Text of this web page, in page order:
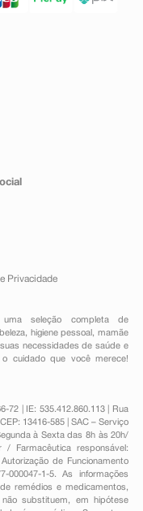
Privacidade
seleção completa de
, higiene pessoal ,mamãe
necessidades de saúde e
cuidado que você merece!
72 | IE: 535.412.860.113 | Rua
13416-585 | SAC – Serviço
à Sexta das 8h às 20h/
/ Farmacêutica responsável:
de Funcionamento
000047-1-5. As informações
remédios e medicamentos,
substituem, em hipótese